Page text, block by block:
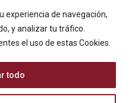
experiencia de navegación,
y analizar tu tráfico.
el uso de estas Cookies.
todo